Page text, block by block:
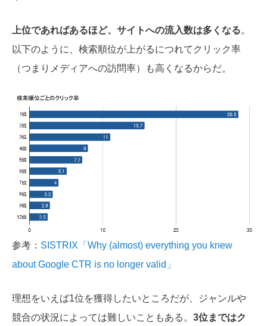
上位であればあるほど、サイトへの流入数は多くなる。
以下のように、検索順位が上がるにつれてクリック率
（つまりメディアへの訪問率）も高くなるからだ。
参考： SISTRIX「Why (almost) everything you knew
about Google CTR is no longer valid」
理想をいえば1位を獲得したいところだが、ジャンルや
競合の状況によっては難しいこともある。 3位まではク